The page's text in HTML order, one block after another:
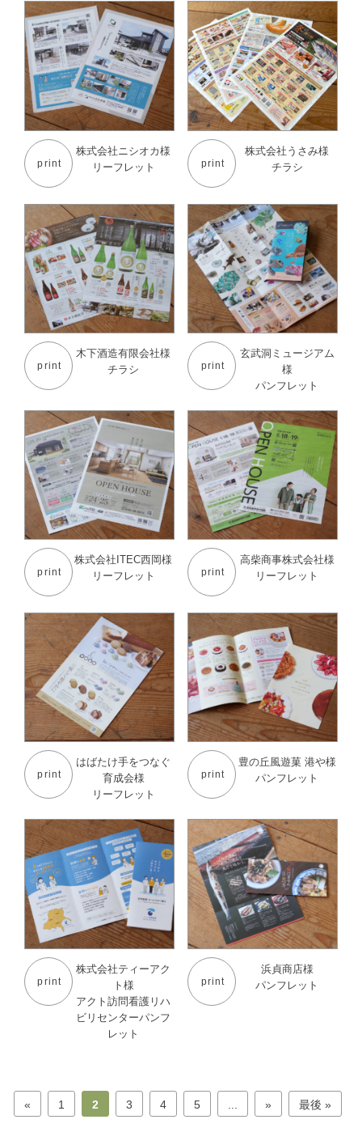
print
株式会社ニシオカ様
リーフレット
print
株式会社うさみ様
チラシ
print
木下酒造有限会社様
チラシ
print
玄武洞ミュージアム
様
パンフレット
print
株式会社ITEC西岡様
リーフレット
print
高柴商事株式会社様
リーフレット
print
はばたけ手をつなぐ
育成会様
リーフレット
print
豊の丘風遊菓 港や様
パンフレット
print
株式会社ティーアク
ト様
アクト訪問看護リハ
ビリセンターパンフ
レット
print
浜貞商店様
パンフレット
« 1 2 3 4 5 » 最後 »